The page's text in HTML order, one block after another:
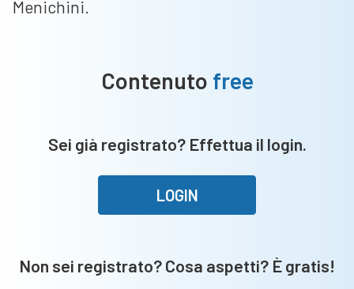
Menichini.
Contenuto free
Sei già registrato? Effettua il login.
LOGIN
Non sei registrato? Cosa aspetti? È gratis!